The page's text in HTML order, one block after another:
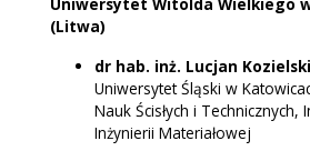
(Litwa)
dr hab. inż. Lucjan
Uniwersytet Śląski w
Nauk Ścisłych i Technicznych,
Inżynierii Materiałowej